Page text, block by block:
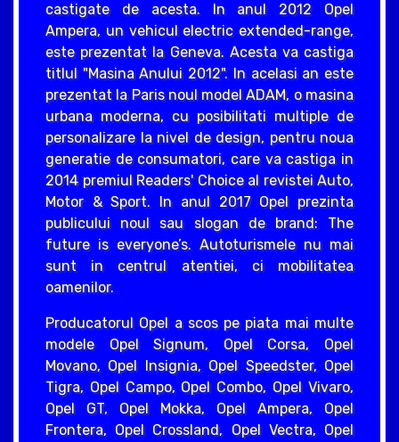
castigate de acesta. In anul 2012 Opel
Ampera, un vehicul electric extended-range,
este prezentat la Geneva. Acesta va castiga
titlul "Masina Anului 2012". In acelasi an este
prezentat la Paris noul model ADAM, o masina
urbana moderna, cu posibilitati multiple de
personalizare la nivel de design, pentru noua
generatie de consumatori, care va castiga in
2014 premiul Readers' Choice al revistei Auto,
Motor & Sport. In anul 2017 Opel prezinta
publicului noul sau slogan de brand: The
future is everyone’s. Autoturismele nu mai
sunt in centrul atentiei, ci mobilitatea
oamenilor.
Producatorul Opel a scos pe piata mai multe
modele Opel Signum, Opel Corsa, Opel
Movano, Opel Insignia, Opel Speedster, Opel
Tigra, Opel Campo, Opel Combo, Opel Vivaro,
Opel GT, Opel Mokka, Opel Ampera, Opel
Frontera, Opel Crossland, Opel Vectra, Opel